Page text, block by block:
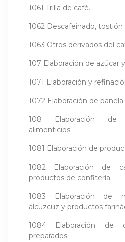
1061 Trilla de café.
1062 Descafeinado,
1063 Otros derivados del
107 Elaboración de azúcar
1071 Elaboración y
1072 Elaboración de panela.
108 Elaboración de
alimenticios.
1081 Elaboración de
1082 Elaboración de
productos de confitería.
1083 Elaboración de
alcuzcuz y productos
1084 Elaboración de
preparados.